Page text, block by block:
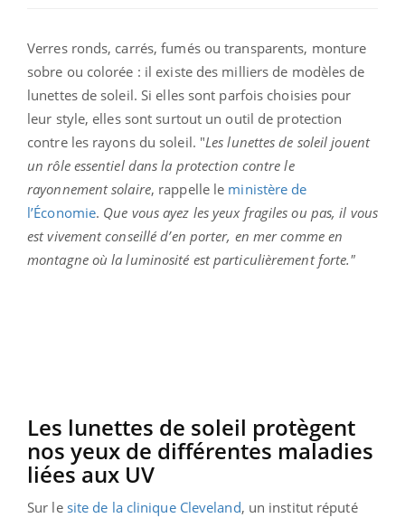
Verres ronds, carrés, fumés ou transparents, monture
sobre ou colorée : il existe des milliers de modèles de
lunettes de soleil. Si elles sont parfois choisies pour
leur style, elles sont surtout un outil de protection
contre les rayons du soleil. "Les lunettes de soleil jouent
un rôle essentiel dans la protection contre le
rayonnement solaire, rappelle le ministère de
l’Économie. Que vous ayez les yeux fragiles ou pas, il vous
est vivement conseillé d’en porter, en mer comme en
montagne où la luminosité est particulièrement forte."
Les lunettes de soleil protègent
nos yeux de différentes maladies
liées aux UV
Sur le site de la clinique Cleveland, un institut réputé